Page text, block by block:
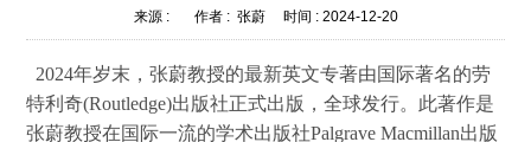
来源 : 作者 : 张蔚时间 : 2024-12-20
2024年岁末，张蔚教授的最新英文专著由国际著名的劳
特利奇(Routledge)出版社正式出版，全球发行。此著作是
张蔚教授在国际一流的学术出版社Palgrave Macmillan出版